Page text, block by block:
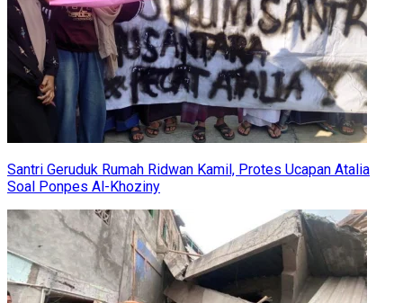
Santri Geruduk Rumah Ridwan Kamil, Protes Ucapan Atalia
Soal Ponpes Al-Khoziny